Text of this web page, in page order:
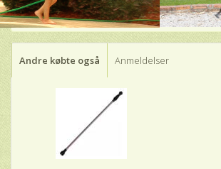
Andre købte også Anmeldelser